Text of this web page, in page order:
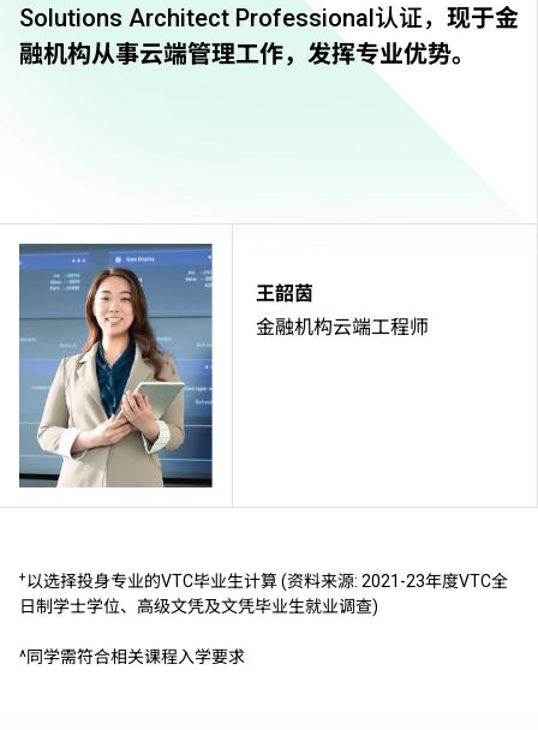
王韶茵
金融机构云端工程师
Solutions Architect Professional认证， 现于金
融机构从事云端管理工作，发挥专业优势。
+以选择投身专业的VTC毕业生计算 (资料来源: 2021-23年度VTC全
日制学士学位、高级文凭及文凭毕业生就业调查)
^同学需符合相关课程入学要求